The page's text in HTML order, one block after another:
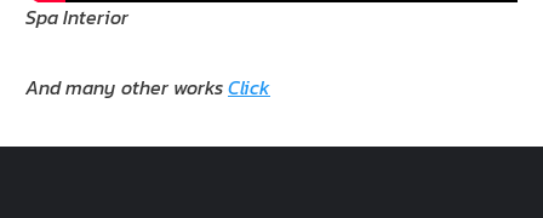
Spa Interior
And many other worksClick